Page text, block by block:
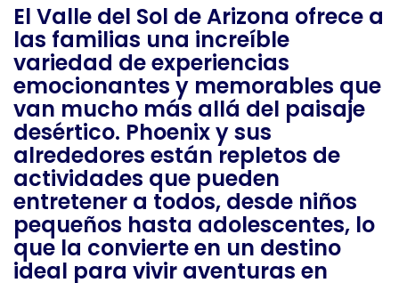
El Valle del Sol de Arizona ofrece a
las familias una increíble
variedad de experiencias
emocionantes y memorables que
van mucho más allá del paisaje
desértico. Phoenix y sus
alrededores están repletos de
actividades que pueden
entretener a todos, desde niños
pequeños hasta adolescentes, lo
que la convierte en un destino
ideal para vivir aventuras en